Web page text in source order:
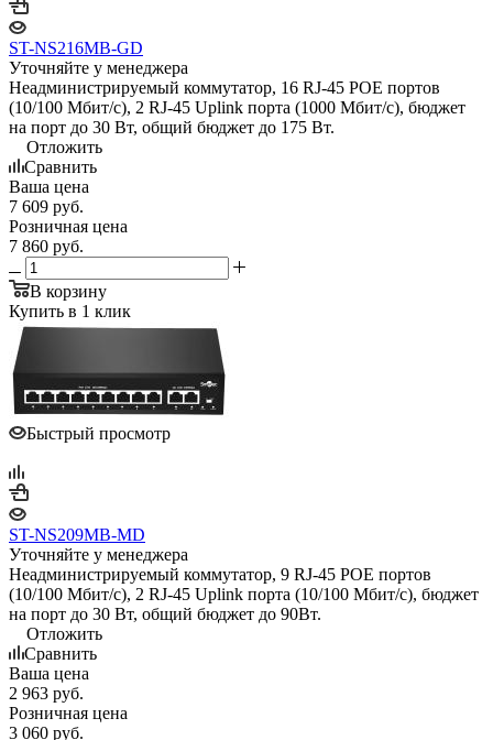
ST-NS216MB-GD
Уточняйте у менеджера
Неадминистрируемый коммутатор, 16 RJ-45 POE портов
(10/100 Мбит/с), 2 RJ-45 Uplink порта (1000 Мбит/с), бюджет
на порт до 30 Вт, общий бюджет до 175 Вт.
Отложить
Сравнить
Ваша цена
7 609 руб.
Розничная цена
7 860 руб.
В корзину
Купить в 1 клик
Быстрый просмотр
ST-NS209MB-MD
Уточняйте у менеджера
Неадминистрируемый коммутатор, 9 RJ-45 POE портов
(10/100 Мбит/с), 2 RJ-45 Uplink порта (10/100 Мбит/с), бюджет
на порт до 30 Вт, общий бюджет до 90Вт.
Отложить
Сравнить
Ваша цена
2 963 руб.
Розничная цена
3 060 руб.